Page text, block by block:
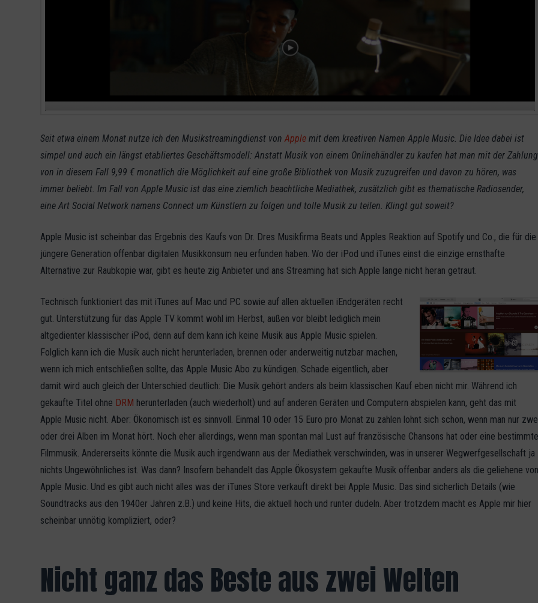
Seit etwa einem Monat nutze ich den Musikstreamingdienst vonApple mit dem kreativen Namen Apple Music. Die Idee dabei ist
simpel und auch ein längst etabliertes Geschäftsmodell: Anstatt Musik von einem Onlinehändler zu kaufen hat man mit der Zahlung
von in diesem Fall 9,99 € monatlich die Möglichkeit auf eine große Bibliothek von Musik zuzugreifen und davon zu hören, was
immer beliebt. Im Fall von Apple Music ist das eine ziemlich beachtliche Mediathek, zusätzlich gibt es thematische Radiosender,
eine Art Social Network namens Connect um Künstlern zu folgen und tolle Musik zu teilen. Klingt gut soweit?
Apple Music ist scheinbar das Ergebnis des Kaufs von Dr. Dres Musikfirma Beats und Apples Reaktion auf Spotify und Co., die für die
jüngere Generation offenbar digitalen Musikkonsum neu erfunden haben. Wo der iPod und iTunes einst die einzige ernsthafte
Alternative zur Raubkopie war, gibt es heute zig Anbieter und ans Streaming hat sich Apple lange nicht heran getraut.
Technisch funktioniert das mit iTunes auf Mac und PC sowie auf allen aktuellen iEndgeräten recht
gut. Unterstützung für das Apple TV kommt wohl im Herbst, außen vor bleibt lediglich mein
altgedienter klassischer iPod, denn auf dem kann ich keine Musik aus Apple Music spielen.
Folglich kann ich die Musik auch nicht herunterladen, brennen oder anderweitig nutzbar machen,
wenn ich mich entschließen sollte, das Apple Music Abo zu kündigen. Schade eigentlich, aber
damit wird auch gleich der Unterschied deutlich: Die Musik gehört anders als beim klassischen Kauf eben nicht mir. Während ich
gekaufte Titel ohne DRM herunterladen (auch wiederholt) und auf anderen Geräten und Computern abspielen kann, geht das mit
Apple Music nicht. Aber: Ökonomisch ist es sinnvoll. Einmal 10 oder 15 Euro pro Monat zu zahlen lohnt sich schon, wenn man nur
oder drei Alben im Monat hört. Noch eher allerdings, wenn man spontan mal Lust auf französische Chansons hat oder eine
Filmmusik. Andererseits könnte die Musik auch irgendwann aus der Mediathek verschwinden, was in unserer Wegwerfgesellschaft ja
nichts Ungewöhnliches ist. Was dann? Insofern behandelt das Apple Ökosystem gekaufte Musik offenbar anders als die geliehene
Apple Music. Und es gibt auch nicht alles was der iTunes Store verkauft direkt bei Apple Music. Das sind sicherlich Details (wie
Soundtracks aus den 1940er Jahren z.B.) und keine Hits, die aktuell hoch und runter dudeln. Aber trotzdem macht es Apple mir hier
scheinbar unnötig kompliziert, oder?
Nicht ganz das Beste aus zwei Welten